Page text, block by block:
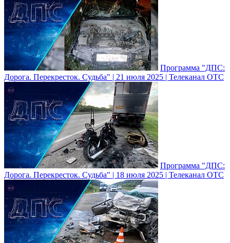
Программа "ДПС:
Дорога. Перекресток. Судьба" | 21 июля 2025 | Телеканал ОТС
Программа "ДПС:
Дорога. Перекресток. Судьба" | 18 июля 2025 | Телеканал ОТС